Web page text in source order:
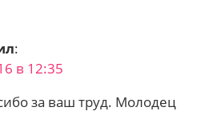
:
в 12:35
за ваш труд. Молодец